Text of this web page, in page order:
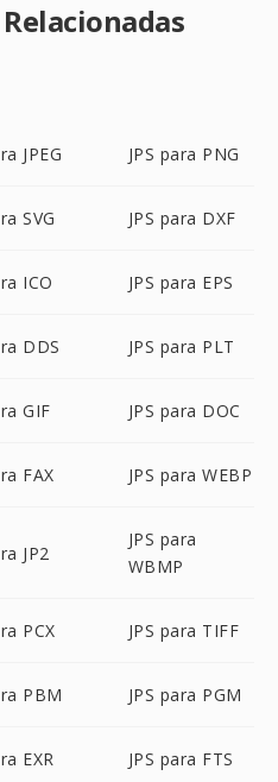
JPEG JPS para PNG
SVG JPS para DXF
ICO JPS para EPS
DDS JPS para PLT
GIF JPS para DOC
FAX JPS para WEBP
JP2
JPS para
WBMP
PCX JPS para TIFF
PBM JPS para PGM
EXR JPS para FTS